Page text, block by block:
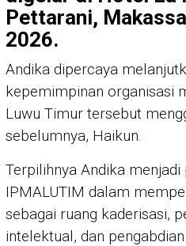
Pettarani,
2026.
Andika dipercaya
kepemimpinan organisasi
Luwu Timur tersebut
sebelumnya, Haikun.
Terpilihnya Andika
IPMALUTIM dalam
sebagai ruang kaderisasi,
intelektual, dan